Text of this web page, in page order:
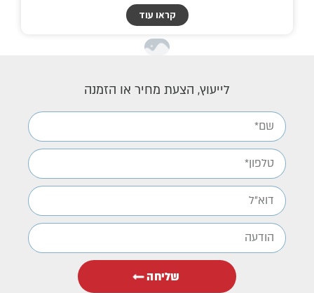
קראו עוד
לייעוץ, הצעת מחיר או הזמנה
שליחה